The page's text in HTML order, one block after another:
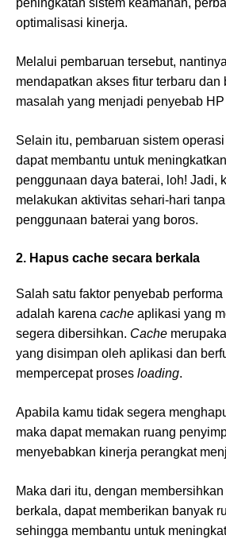
peningkatan sistem keamanan,
optimalisasi kinerja.
Melalui pembaruan tersebut,
mendapatkan akses fitur terbaru dan
masalah yang menjadi penyebab
Selain itu, pembaruan sistem
dapat membantu untuk
penggunaan daya baterai, loh! Jadi,
melakukan aktivitas sehari-hari
penggunaan baterai yang boros.
2. Hapus cache secara berkala
Salah satu faktor penyebab
adalah karena cache aplikasi yang
segera dibersihkan. Cache
yang disimpan oleh aplikasi dan
mempercepat proses loading.
Apabila kamu tidak segera
maka dapat memakan ruang
menyebabkan kinerja perangkat
Maka dari itu, dengan membersihkan
berkala, dapat memberikan banyak
sehingga membantu untuk